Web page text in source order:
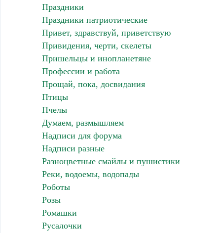
Праздники
Праздники патриотические
Привет, здравствуй, приветствую
Привидения, черти, скелеты
Пришельцы и инопланетяне
Профессии и работа
Прощай, пока, досвидания
Птицы
Пчелы
Думаем, размышляем
Надписи для форума
Надписи разные
Разноцветные смайлы и пушистики
Реки, водоемы, водопады
Роботы
Розы
Ромашки
Русалочки